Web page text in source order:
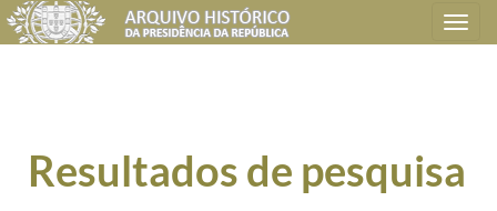
Toggle
navigation
Resultados de pesquisa